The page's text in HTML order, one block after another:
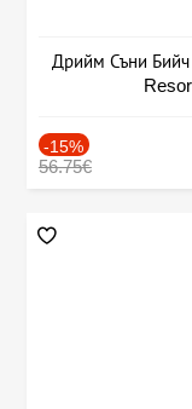
Дрийм Съни
-15%
56.75€